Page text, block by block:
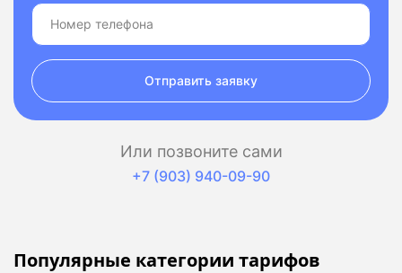
Отправить заявку
Или позвоните сами
+7 (903) 940-09-90
Популярные категории тарифов